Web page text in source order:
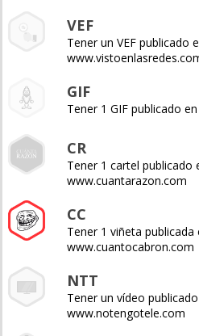
VEF
Tener un VEF publicado
GIF
Tener 1 GIF publicado
CR
Tener 1 cartel publicado
www.cuantarazon.com
CC
Tener 1 viñeta publicada
www.cuantocabron.com
NTT
Tener un vídeo
www.notengotele.com